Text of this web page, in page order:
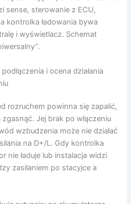
sense, sterowanie z ECU,
kontrolka ładowania bywa
i wyświetlacz. Schemat
i ocena działania
rozruchem powinna się zapalić,
Jej brak po włączeniu
wzbudzenia może nie działać
na D+/L. Gdy kontrolka
nie ładuje lub instalacja widzi
zasilaniem po stacyjce a